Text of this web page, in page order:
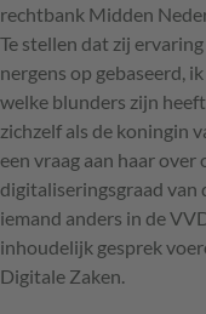
rechtbank Midden
Te stellen dat zij
nergens op gebaseerd,
welke blunders zijn
zichzelf als de koningin
een vraag aan haar
digitaliseringsgraad van
iemand anders in de
inhoudelijk gesprek
Digitale Zaken.